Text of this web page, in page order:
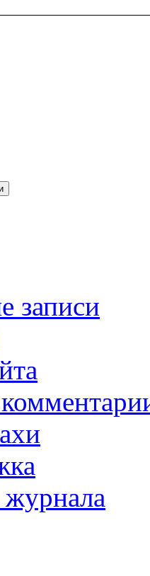
записи
журнала